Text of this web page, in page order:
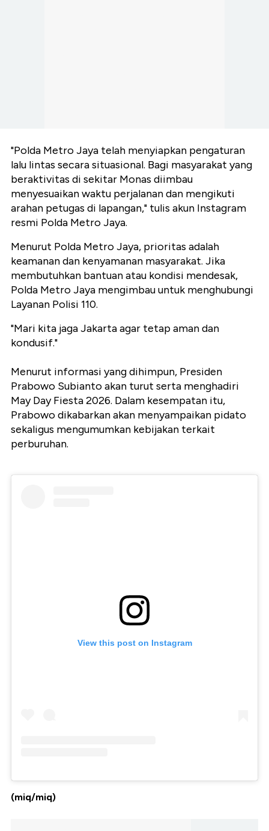
"Polda Metro Jaya telah menyiapkan pengaturan
lalu lintas secara situasional. Bagi masyarakat yang
beraktivitas di sekitar Monas diimbau
menyesuaikan waktu perjalanan dan mengikuti
arahan petugas di lapangan," tulis akun Instagram
resmi Polda Metro Jaya.
Menurut Polda Metro Jaya, prioritas adalah
keamanan dan kenyamanan masyarakat. Jika
membutuhkan bantuan atau kondisi mendesak,
Polda Metro Jaya mengimbau untuk menghubungi
Layanan Polisi 110.
"Mari kita jaga Jakarta agar tetap aman dan
kondusif."
Menurut informasi yang dihimpun, Presiden
Prabowo Subianto akan turut serta menghadiri
May Day Fiesta 2026. Dalam kesempatan itu,
Prabowo dikabarkan akan menyampaikan pidato
sekaligus mengumumkan kebijakan terkait
perburuhan.
View this post on Instagram
(miq/miq)